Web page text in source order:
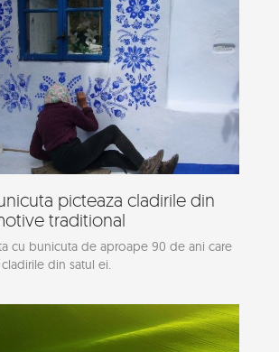
picteaza cladirile din
traditional
cu bunicuta de aproape 90 de ani care
din satul ei.